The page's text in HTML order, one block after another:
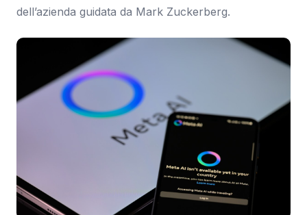
dell’azienda guidata da Mark Zuckerberg.